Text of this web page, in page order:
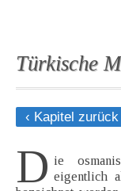
Türkische
‹ Kapitel zurück
D ie
eigentlich